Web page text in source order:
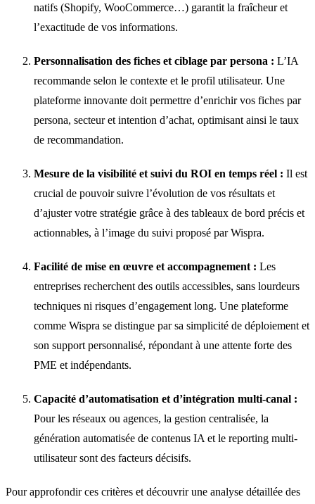
natifs (Shopify, WooCommerce…) garantit la fraîcheur et
l’exactitude de vos informations.
Personnalisation des fiches et ciblage par persona : L’IA
recommande selon le contexte et le profil utilisateur. Une
plateforme innovante doit permettre d’enrichir vos fiches par
persona, secteur et intention d’achat, optimisant ainsi le taux
de recommandation.
Mesure de la visibilité et suivi du ROI en temps réel : Il est
crucial de pouvoir suivre l’évolution de vos résultats et
d’ajuster votre stratégie grâce à des tableaux de bord précis et
actionnables, à l’image du suivi proposé par Wispra.
Facilité de mise en œuvre et accompagnement : Les
entreprises recherchent des outils accessibles, sans lourdeurs
techniques ni risques d’engagement long. Une plateforme
comme Wispra se distingue par sa simplicité de déploiement et
son support personnalisé, répondant à une attente forte des
PME et indépendants.
Capacité d’automatisation et d’intégration multi-canal :
Pour les réseaux ou agences, la gestion centralisée, la
génération automatisée de contenus IA et le reporting multi-
utilisateur sont des facteurs décisifs.
Pour approfondir ces critères et découvrir une analyse détaillée des